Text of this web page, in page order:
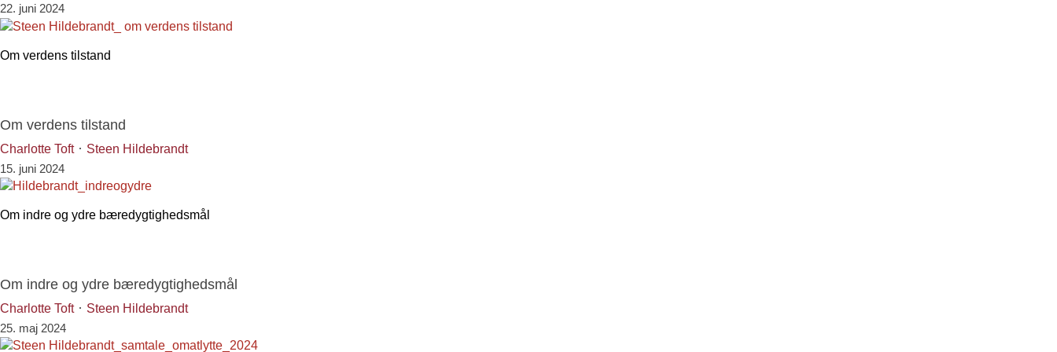
22. juni 2024
Om verdens tilstand
Om verdens tilstand
Charlotte Toft· Steen Hildebrandt
15. juni 2024
Om indre og ydre bæredygtighedsmål
Om indre og ydre bæredygtighedsmål
Charlotte Toft· Steen Hildebrandt
25. maj 2024